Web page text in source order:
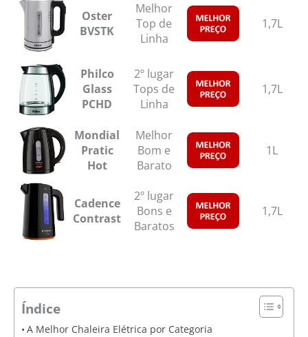
Oster
BVSTK
Melhor
Top de
Linha
1,7L
Philco
Glass
PCHD
2º lugar
Tops de
Linha
1,7L
Mondial
Pratic
Hot
Melhor
Bom e
Barato
1L
Cadence
Contrast
2º lugar
Bons e
Baratos
1,7L
Índice
A Melhor Chaleira Elétrica por Categoria